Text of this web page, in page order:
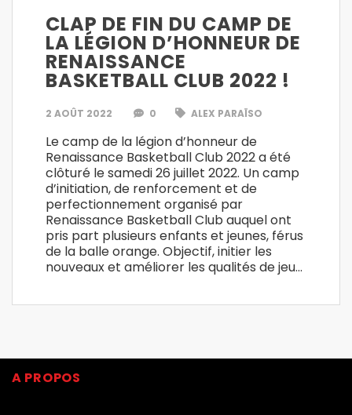
CLAP DE FIN DU CAMP DE
LA LÉGION D’HONNEUR DE
RENAISSANCE
BASKETBALL CLUB 2022 !
2 AOÛT 2022 0 ALEX PARAÏSO
Le camp de la légion d’honneur de
Renaissance Basketball Club 2022 a été
clôturé le samedi 26 juillet 2022. Un camp
d’initiation, de renforcement et de
perfectionnement organisé par
Renaissance Basketball Club auquel ont
pris part plusieurs enfants et jeunes, férus
de la balle orange. Objectif, initier les
nouveaux et améliorer les qualités de jeu…
A PROPOS